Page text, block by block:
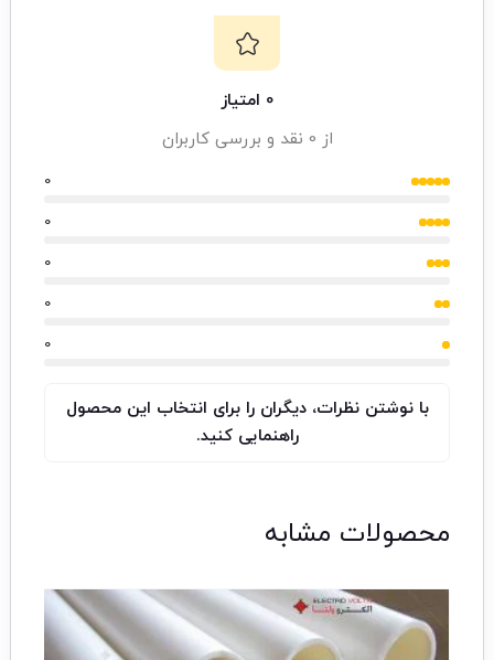
0 امتیاز
از 0 نقد و بررسی کاربران
0
0
0
0
0
با نوشتن نظرات، دیگران را برای انتخاب این محصول
راهنمایی کنید.
محصولات مشابه